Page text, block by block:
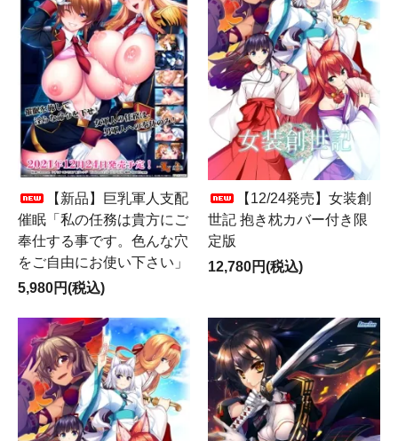
【新品】巨乳軍人支配
催眠「私の任務は貴方にご
奉仕する事です。色んな穴
をご自由にお使い下さい」
5,980円(税込)
【12/24発売】女装創
世記 抱き枕カバー付き限
定版
12,780円(税込)